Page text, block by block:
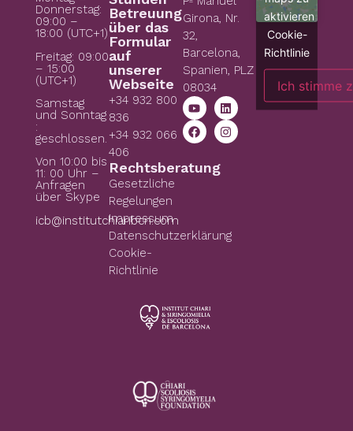
Donnerstag:
09:00 –
18:00 (UTC+1)
Freitag: 09:00
– 15:00
(UTC+1)
Samstag
und Sonntag
:
geschlossen.
Von 10:00 bis
11: 00 Uhr –
Anfragen
über Skype
icb@institutchiaribcn.com
Betreuung
über das
Formular
auf
unserer
Webseite
+34 932 800
836
+34 932 066
406
Rechtsberatung
Gesetzliche
Regelungen
Impressum
Datenschutzerklärung
Cookie-
Richtlinie
Girona, Nr.
32,
Barcelona,
Spanien, PLZ
08034
aktivieren
Cookie-
Richtlinie
Ich stimme